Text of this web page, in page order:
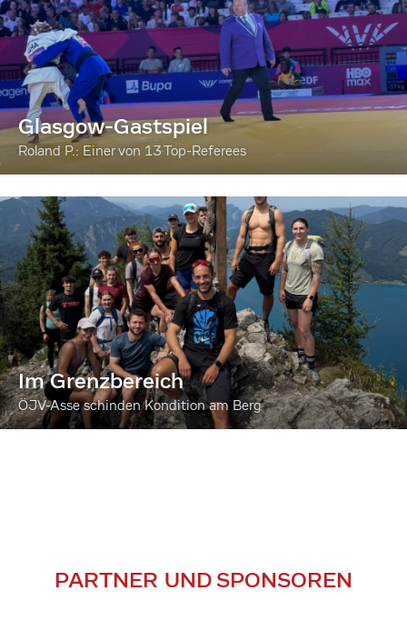
Glasgow-Gastspiel
Roland P.: Einer von 13 Top-Referees
Im Grenzbereich
ÖJV-Asse schinden Kondition am Berg
PARTNER UND SPONSOREN